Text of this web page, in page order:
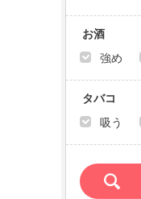
お酒
強め
タバコ
吸う